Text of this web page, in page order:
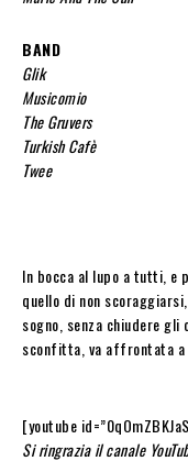
BAND
Glik
Musicomio
The Gruvers
Turkish Cafè
Twee
In bocca al lupo a tutti, e
quello di non
sogno, senza chiudere
sconfitta, va affrontata a
[youtube
Si ringrazia il canale